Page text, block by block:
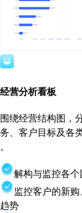
经营分析看板
围绕经营结构图，
务、客户目标及各
。
解构与监控各
监控客户的新
趋势